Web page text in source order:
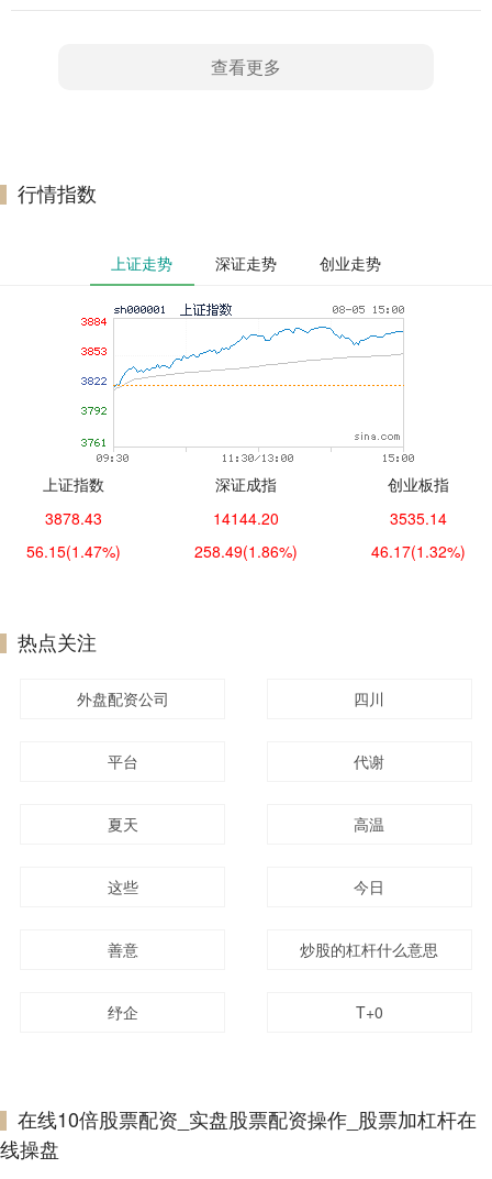
查看更多
行情指数
上证走势 深证走势 创业走势
上证指数
3878.43
56.15(1.47%)
深证成指
14144.20
258.49(1.86%)
创业板指
3535.14
46.17(1.32%)
热点关注
外盘配资公司 四川
平台 代谢
夏天 高温
这些 今日
善意 炒股的杠杆什么意思
纾企 T+0
在线10倍股票配资_实盘股票配资操作_股票加杠杆在
线操盘